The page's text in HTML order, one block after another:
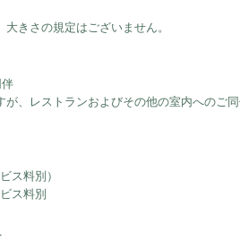
きさの規定はございません。
、レストランおよびその他の室内へのご同
ス料別）
ス料別